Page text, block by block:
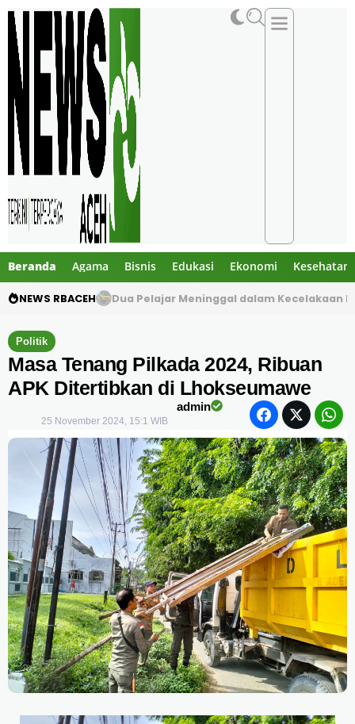
Beranda Agama Bisnis Edukasi Ekonomi Kesehatan
NEWS RBACEH Gibran Tegur Kadisdik Bireuen, Temukan 1
Politik
Masa Tenang Pilkada 2024, Ribuan
APK Ditertibkan di Lhokseumawe
admin
25 November 2024, 15:1 WIB